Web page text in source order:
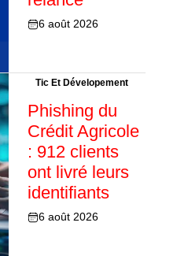
6 août 2026
Tic Et Dévelopement
Phishing du
Crédit Agricole
: 912 clients
ont livré leurs
identifiants
6 août 2026